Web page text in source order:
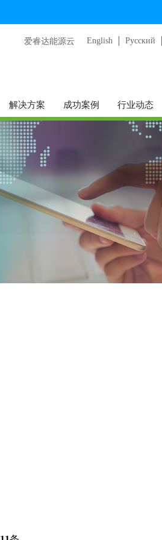
爱睿达能源云 English Русский
解决方案 成功案例 行业动态